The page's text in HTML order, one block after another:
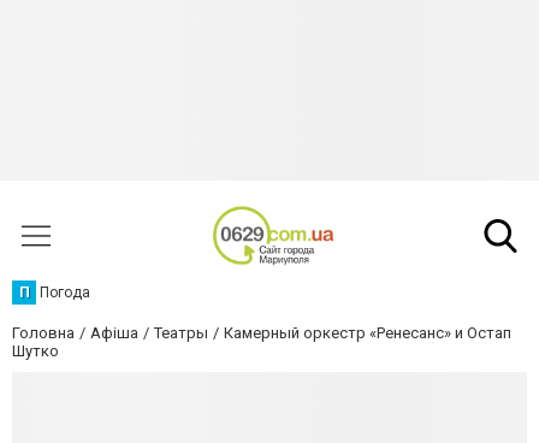
П Погода
Головна Афіша Театры
Камерный оркестр «Ренесанс» и Остап
Шутко